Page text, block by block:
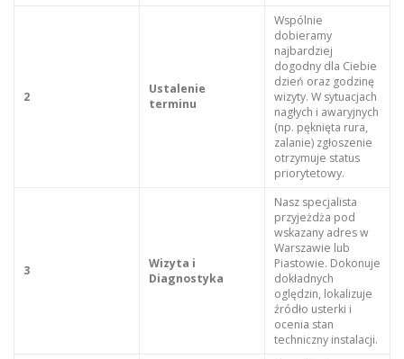
2
Ustalenie
terminu
Wspólnie
dobieramy
najbardziej
dogodny dla Ciebie
dzień oraz godzinę
wizyty. W sytuacjach
nagłych i awaryjnych
(np. pęknięta rura,
zalanie) zgłoszenie
otrzymuje status
priorytetowy.
3
Wizyta i
Diagnostyka
Nasz specjalista
przyjeżdża pod
wskazany adres w
Warszawie lub
Piastowie. Dokonuje
dokładnych
oględzin, lokalizuje
źródło usterki i
ocenia stan
techniczny instalacji.